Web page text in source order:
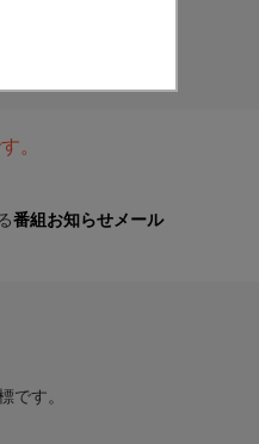
。
番組お知らせメール
です。